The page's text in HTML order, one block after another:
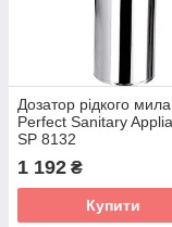
Дозатор рідкого мила
Perfect Sanitary
SP 8132
1 192 ₴
Купити